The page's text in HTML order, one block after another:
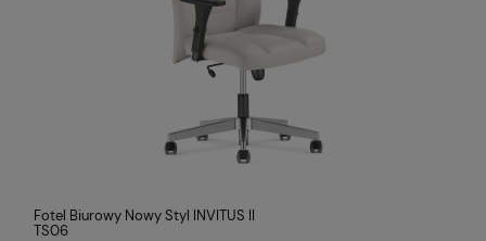
Fotel Biurowy Nowy Styl INVITUS II
TS06